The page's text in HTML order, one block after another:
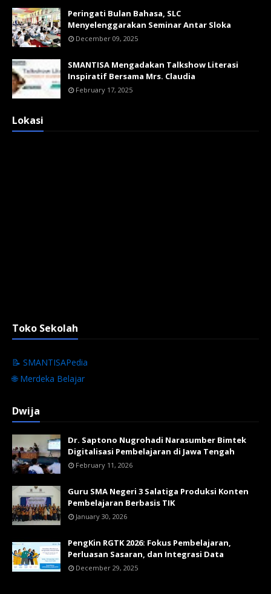
Peringati Bulan Bahasa, SLC
Menyelenggarakan Seminar Antar Sloka
December 09, 2025
SMANTISA Mengadakan Talkshow Literasi
Inspiratif Bersama Mrs. Claudia
February 17, 2025
Lokasi
Toko Sekolah
📝 SMANTISAPedia
🌐 Merdeka Belajar
Dwija
Dr. Saptono Nugrohadi Narasumber Bimtek
Digitalisasi Pembelajaran di Jawa Tengah
February 11, 2026
Guru SMA Negeri 3 Salatiga Produksi Konten
Pembelajaran Berbasis TIK
January 30, 2026
PengKin RGTK 2026: Fokus Pembelajaran,
Perluasan Sasaran, dan Integrasi Data
December 29, 2025